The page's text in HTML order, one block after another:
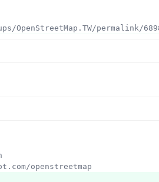
OpenStreetMap.TW/permalink/
OpenStreetMap.TW/permalink/
2awm3bYU
openstreetmap